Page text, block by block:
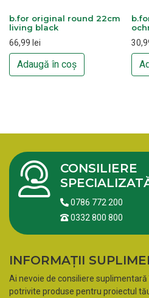
b.for original round 22cm
living black
66,99 lei
Adaugă în coș
CONSILIERE
0786 772 200
0332 800 800
INFORMAȚII
Ai nevoie de consiliere
potrivite produse pentru proiectul